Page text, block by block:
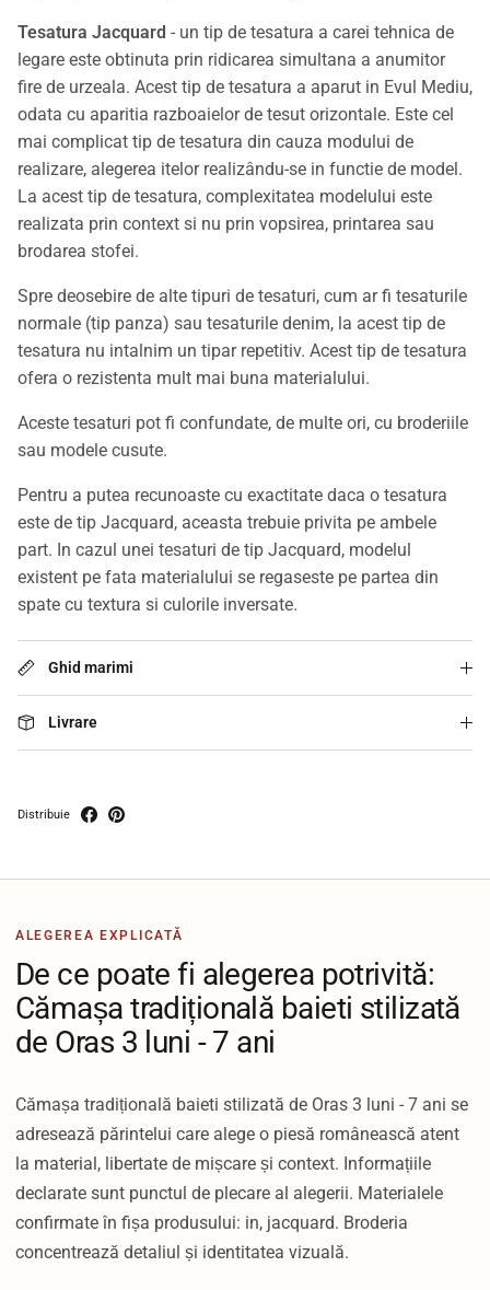
Tesatura Jacquard - un tip de tesatura a carei tehnica de
legare este obtinuta prin ridicarea simultana a anumitor
fire de urzeala. Acest tip de tesatura a aparut in Evul Mediu,
odata cu aparitia razboaielor de tesut orizontale. Este cel
mai complicat tip de tesatura din cauza modului de
realizare, alegerea itelor realizându-se in functie de model.
La acest tip de tesatura, complexitatea modelului este
realizata prin context si nu prin vopsirea, printarea sau
brodarea stofei.
Spre deosebire de alte tipuri de tesaturi, cum ar fi tesaturile
normale (tip panza) sau tesaturile denim, la acest tip de
tesatura nu intalnim un tipar repetitiv. Acest tip de tesatura
ofera o rezistenta mult mai buna materialului.
Aceste tesaturi pot fi confundate, de multe ori, cu broderiile
sau modele cusute.
Pentru a putea recunoaste cu exactitate daca o tesatura
este de tip Jacquard, aceasta trebuie privita pe ambele
part. In cazul unei tesaturi de tip Jacquard, modelul
existent pe fata materialului se regaseste pe partea din
spate cu textura si culorile inversate.
Ghid marimi
Livrare
Distribuie
ALEGEREA EXPLICATĂ
De ce poate fi alegerea potrivită:
Cămașa tradițională baieti stilizată
de Oras 3 luni - 7 ani
Cămașa tradițională baieti stilizată de Oras 3 luni - 7 ani se
adresează părintelui care alege o piesă românească atent
la material, libertate de mișcare și context. Informațiile
declarate sunt punctul de plecare al alegerii. Materialele
confirmate în fișa produsului: in, jacquard. Broderia
concentrează detaliul și identitatea vizuală.